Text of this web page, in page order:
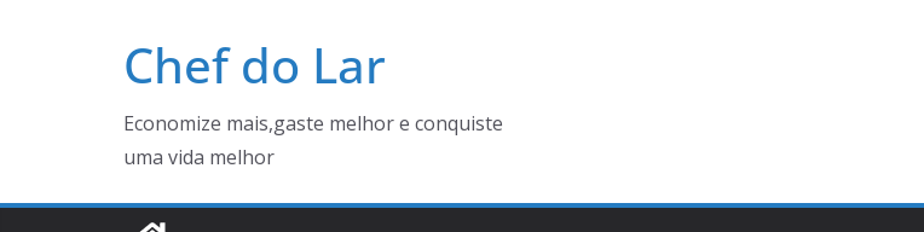
Chef do Lar
Economize mais,gaste melhor e conquiste
uma vida melhor